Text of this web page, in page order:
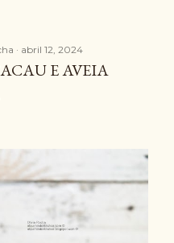
abril 12, 2024
E AVEIA